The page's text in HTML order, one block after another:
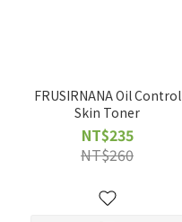
FRUSIRNANA Oil Control
Skin Toner
NT$235
NT$260